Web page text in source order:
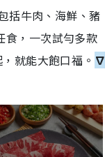
括牛肉、海鮮、豬
食，一次試勻多款
就能大飽口福。 ∇